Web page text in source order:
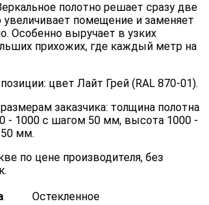
полотно решает сразу две
увеличивает помещение и заменяет
Особенно выручает в узких
прихожих, где каждый метр на
цвет Лайт Грей (RAL 870-01).
заказчика: толщина полотна
- 1000 с шагом 50 мм, высота 1000 -
мм.
по цене производителя, без
Остекленное